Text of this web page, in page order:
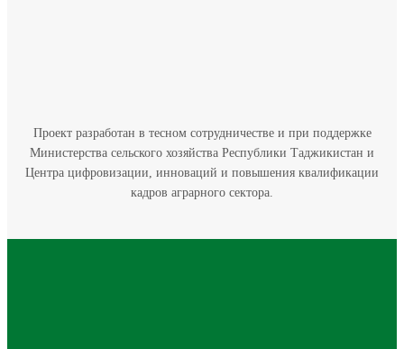
Проект разработан в тесном сотрудничестве и при поддержке
Министерства сельского хозяйства Республики Таджикистан и
Центра цифровизации, инноваций и повышения квалификации
кадров аграрного сектора.